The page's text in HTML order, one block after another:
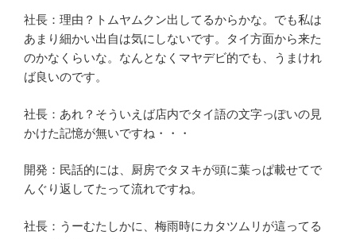
社長：理由？トムヤムクン出してるからかな。でも私は
あまり細かい出自は気にしないです。タイ方面から来た
のかなくらいな。なんとなくマヤデビ的でも、うまけれ
ば良いのです。
社長：あれ？そういえば店内でタイ語の文字っぽいの見
かけた記憶が無いですね・・・
開発：民話的には、厨房でタヌキが頭に葉っぱ載せてで
んぐり返してたって流れですね。
社長：うーむたしかに、梅雨時にカタツムリが這ってる